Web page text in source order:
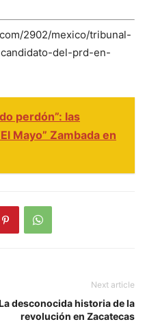
2902/mexico/tribunal-
del-prd-en-
perdón”: las
Mayo” Zambada en
Next article
desconocida historia de la
revolución en Zacatecas